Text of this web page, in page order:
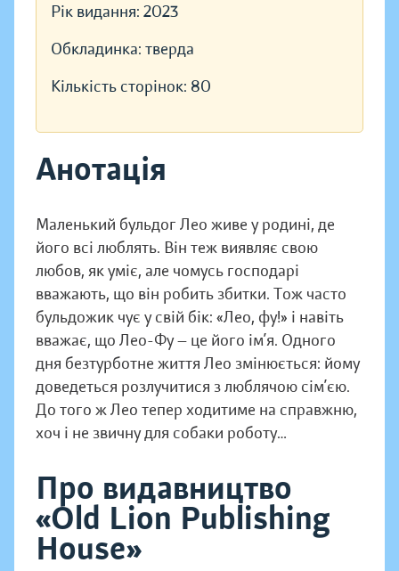
Рік видання: 2023
Обкладинка: тверда
Кількість сторінок: 80
Анотація
Маленький бульдог Лео живе у родині, де
його всі люблять. Він теж виявляє свою
любов, як уміє, але чомусь господарі
вважають, що він робить збитки. Тож часто
бульдожик чує у свій бік: «Лео, фу!» і навіть
вважає, що Лео-Фу — це його ім’я. Одного
дня безтурботне життя Лео змінюється: йому
доведеться розлучитися з люблячою сім’єю.
До того ж Лео тепер ходитиме на справжню,
хоч і не звичну для собаки роботу…
Про видавництво
«Old Lion Publishing
House»